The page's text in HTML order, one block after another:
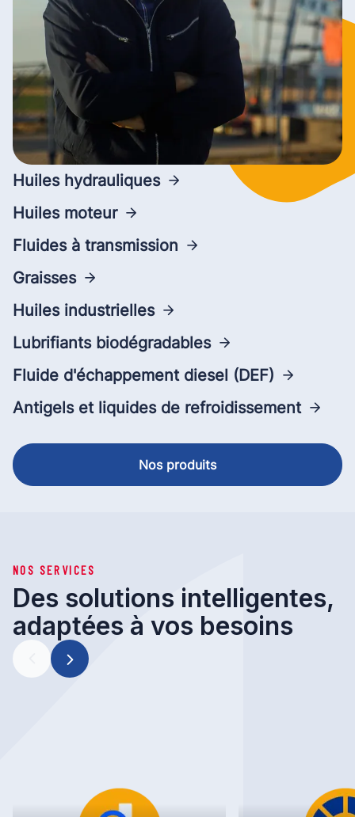
Huiles hydrauliques
Huiles moteur
Fluides à transmission
Graisses
Huiles industrielles
Lubrifiants biodégradables
Fluide d'échappement diesel (DEF)
Antigels et liquides de refroidissement
Nos produits
NOS SERVICES
Des solutions intelligentes,
adaptées à vos besoins